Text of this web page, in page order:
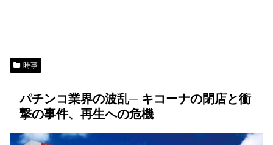
時事
パチンコ業界の波乱─ キコーナの閉店と衝
撃の事件、再生への危機